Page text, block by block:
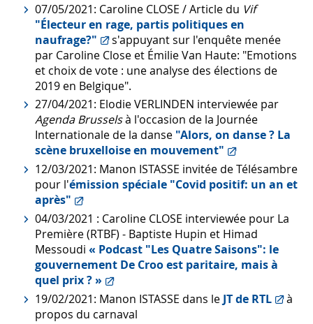
07/05/2021: Caroline CLOSE / Article du Vif
"Électeur en rage, partis politiques en
naufrage?"
s'appuyant sur l'enquête menée
par Caroline Close et Émilie Van Haute: "Emotions
et choix de vote : une analyse des élections de
2019 en Belgique".
27/04/2021: Elodie VERLINDEN interviewée par
Agenda Brusselsà l'occasion de la Journée
Internationale de la danse "Alors, on danse ? La
scène bruxelloise en mouvement"
12/03/2021: Manon ISTASSE invitée de Télésambre
pour l'émission spéciale "Covid positif: un an et
après"
04/03/2021 : Caroline CLOSE interviewée pour La
Première (RTBF) - Baptiste Hupin et Himad
Messoudi « Podcast "Les Quatre Saisons": le
gouvernement De Croo est paritaire, mais à
quel prix ? »
19/02/2021: Manon ISTASSE dans le JT de RTL
à
propos du carnaval